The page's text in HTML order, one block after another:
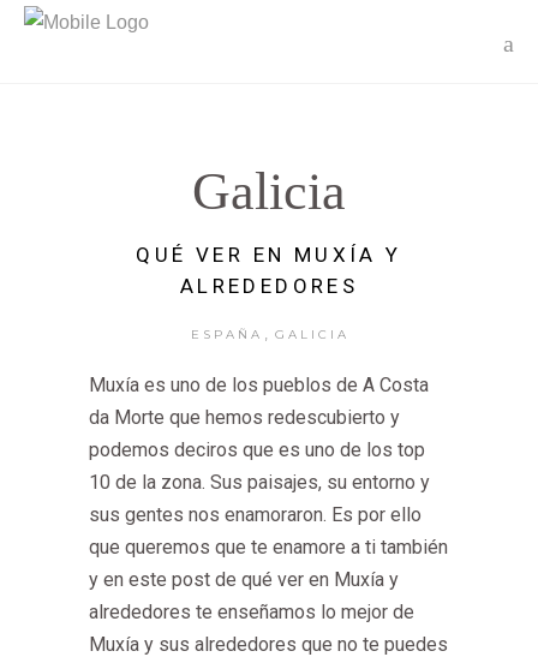
Galicia
QUÉ VER EN MUXÍA Y
ALREDEDORES
ESPAÑA GALICIA
Muxía es uno de los pueblos de A Costa
da Morte que hemos redescubierto y
podemos deciros que es uno de los top
10 de la zona. Sus paisajes, su entorno y
sus gentes nos enamoraron. Es por ello
que queremos que te enamore a ti también
y en este post de qué ver en Muxía y
alrededores te enseñamos lo mejor de
Muxía y sus alrededores que no te puedes